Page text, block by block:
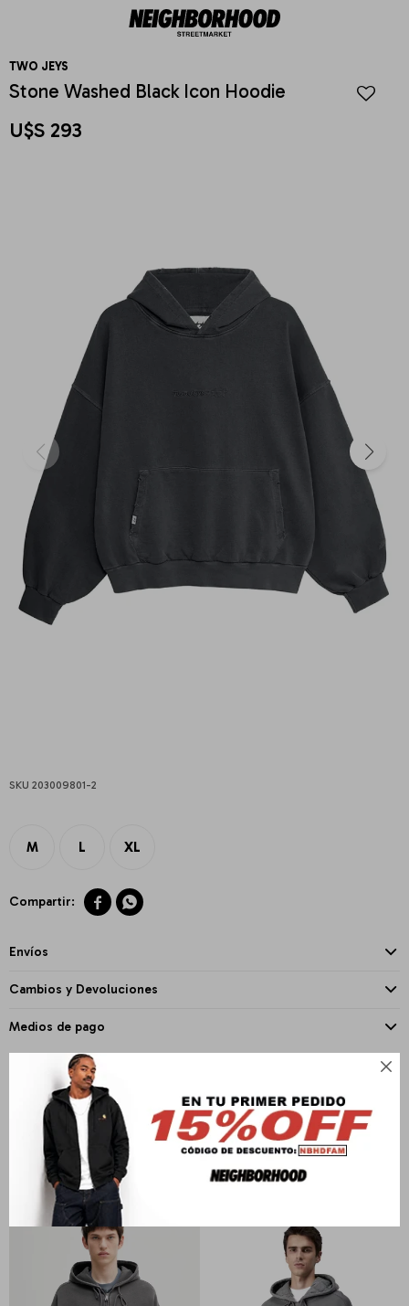

TWO JEYS
Stone Washed Black Icon Hoodie
U$S 293
203009801-2
M L XL
 
Envíos
Cambios y Devoluciones
Medios de pago
PRODUCTOS QUE TE PUEDEN INTERESAR